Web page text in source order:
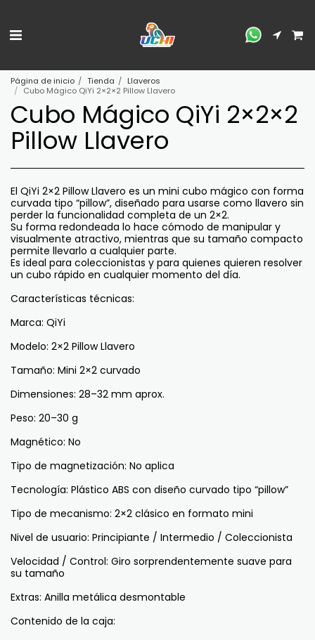
Página de inicio Tienda
Llaveros
Cubo Mágico QiYi 2×2×2 Pillow Llavero
Cubo Mágico QiYi 2×2×2
Pillow Llavero
El QiYi 2×2 Pillow Llavero es un mini cubo mágico con forma
curvada tipo “pillow”, diseñado para usarse como llavero sin
perder la funcionalidad completa de un 2×2.
Su forma redondeada lo hace cómodo de manipular y
visualmente atractivo, mientras que su tamaño compacto
permite llevarlo a cualquier parte.
Es ideal para coleccionistas y para quienes quieren resolver
un cubo rápido en cualquier momento del día.
Características técnicas:
Marca: QiYi
Modelo: 2×2 Pillow Llavero
Tamaño: Mini 2×2 curvado
Dimensiones: 28–32 mm aprox.
Peso: 20–30 g
Magnético: No
Tipo de magnetización: No aplica
Tecnología: Plástico ABS con diseño curvado tipo “pillow”
Tipo de mecanismo: 2×2 clásico en formato mini
Nivel de usuario: Principiante / Intermedio / Coleccionista
Velocidad / Control: Giro sorprendentemente suave para
su tamaño
Extras: Anilla metálica desmontable
Contenido de la caja: